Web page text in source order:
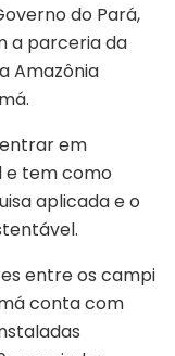
do Pará,
a parceria da
Amazônia
em
e tem como
aplicada e o
entre os campi
conta com